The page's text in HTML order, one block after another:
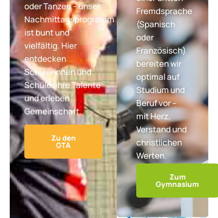
oder Tanzen – unser
Nachmittagsprogramm
ist bunt und
vielfältig. Hier
entdecken
Schülerinnen und
Schüler ihre Talente
und erleben
Gemeinschaft.
Zu den
GTA
Fremdsprache
(Spanisch
oder
Französisch)
bereiten wir
optimal auf
Studium und
Beruf vor –
mit Herz,
Verstand und
christlichen
Werten.
Zum
Gymnasium